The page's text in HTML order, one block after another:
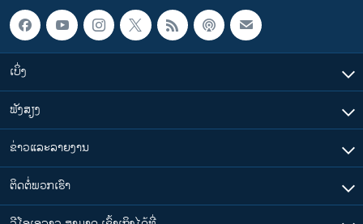
ເບິ່ງ
ຟັງສຽງ
ຂ່າວແລະລາຍງານ
ຕິດຕໍ່ພວກເຮົາ